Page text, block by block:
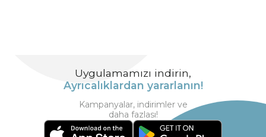
Uygulamamızı indirin,
Ayrıcalıklardan yararlanın!
Kampanyalar, indirimler ve
daha fazlası!